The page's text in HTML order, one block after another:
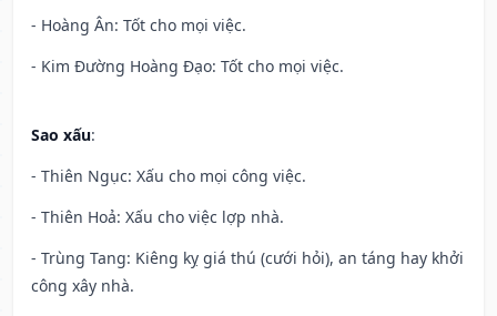
- Hoàng Ân: Tốt cho mọi việc.
- Kim Đường Hoàng Đạo: Tốt cho mọi việc.
Sao xấu:
- Thiên Ngục: Xấu cho mọi công việc.
- Thiên Hoả: Xấu cho việc lợp nhà.
- Trùng Tang: Kiêng kỵ giá thú (cưới hỏi), an táng hay khởi
công xây nhà.